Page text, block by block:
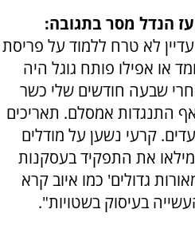
הנדל מסר בתגובה:
לא טרח ללמוד על פריסת
או אפילו פותח גוגל היה
שבעה חודשים שלי כשר
התנגדות אמסלם. תאריכים
קרעי נשען על מודלים
את התפקיד בעסקנות
גדולים' כמו איוב קרא
בעיסוק בשטויות".